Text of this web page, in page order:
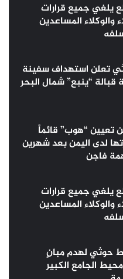
يلغي جميع قرارات
والوكلاء المساعدين
تعلن استهداف سفينة
“ينبع” شمال البحر
تعيين “هوب” قائماً
لدى اليمن بعد شهرين
فاجن
يلغي جميع قرارات
والوكلاء المساعدين
حوثي لهدم مبانٍ
الجامع الكبير